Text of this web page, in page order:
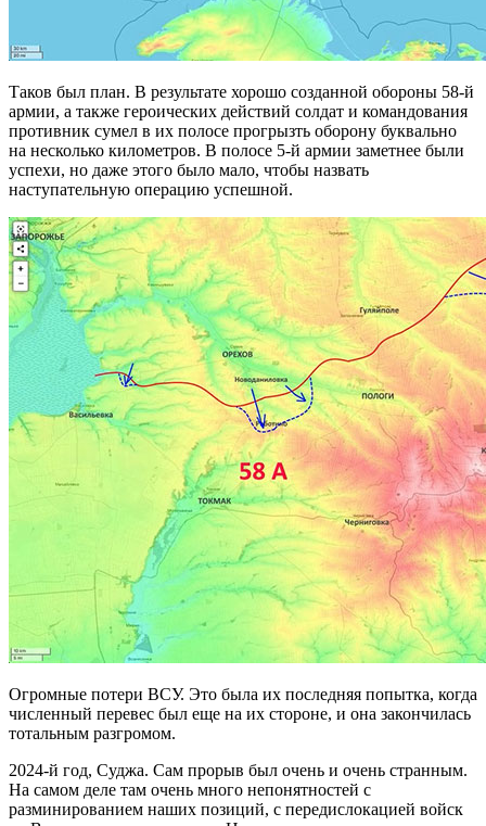
Таков был план. В результате хорошо созданной обороны 58-й
армии, а также героических действий солдат и командования
противник сумел в их полосе прогрызть оборону буквально
на несколько километров. В полосе 5-й армии заметнее были
успехи, но даже этого было мало, чтобы назвать
наступательную операцию успешной.
Огромные потери ВСУ. Это была их последняя попытка, когда
численный перевес был еще на их стороне, и она закончилась
тотальным разгромом.
2024-й год, Суджа. Сам прорыв был очень и очень странным.
На самом деле там очень много непонятностей с
разминированием наших позиций, с передислокацией войск